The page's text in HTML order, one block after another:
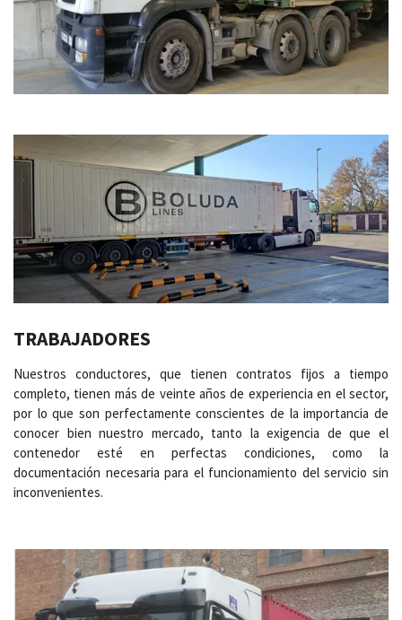
TRABAJADORES
Nuestros conductores, que tienen contratos fijos a tiempo
completo, tienen más de veinte años de experiencia en el sector,
por lo que son perfectamente conscientes de la importancia de
conocer bien nuestro mercado, tanto la exigencia de que el
contenedor esté en perfectas condiciones, como la
documentación necesaria para el funcionamiento del servicio sin
inconvenientes.